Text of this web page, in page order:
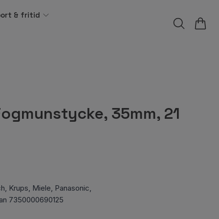
& fritid
35mm, 21
Krups, Miele, Panasonic,
7350000690125